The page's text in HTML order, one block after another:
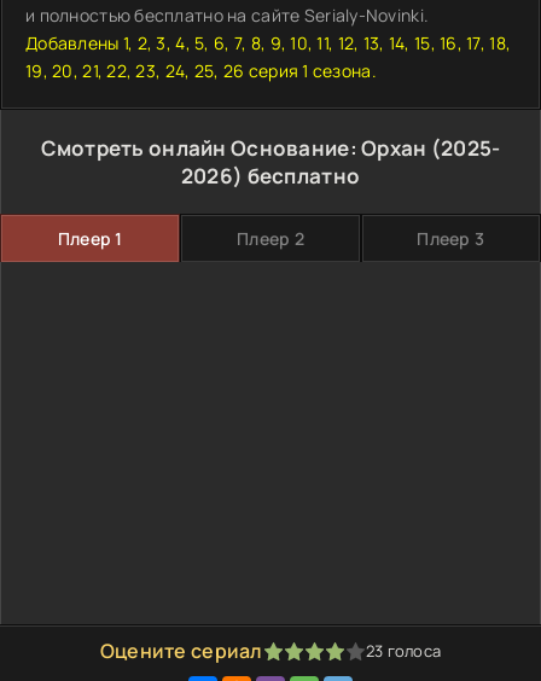
и полностью бесплатно на сайте Serialy-Novinki.
Добавлены 1, 2, 3, 4, 5, 6, 7, 8, 9, 10, 11, 12, 13, 14, 15, 16, 17, 18,
19, 20, 21, 22, 23, 24, 25, 26 серия 1 сезона.
Смотреть онлайн Основание: Орхан (2025-
2026) бесплатно
Плеер 1 Плеер 2 Плеер 3
Оцените сериал
1 2 3 4 5 23 голоса